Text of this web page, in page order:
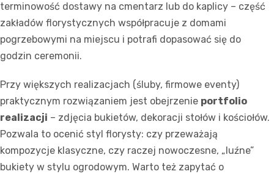
terminowość dostawy na cmentarz lub do kaplicy – część
zakładów florystycznych współpracuje z domami
pogrzebowymi na miejscu i potrafi dopasować się do
godzin ceremonii.
Przy większych realizacjach (śluby, firmowe eventy)
praktycznym rozwiązaniem jest obejrzenie portfolio
realizacji – zdjęcia bukietów, dekoracji stołów i kościołów.
Pozwala to ocenić styl florysty: czy przeważają
kompozycje klasyczne, czy raczej nowoczesne, „luźne”
bukiety w stylu ogrodowym. Warto też zapytać o